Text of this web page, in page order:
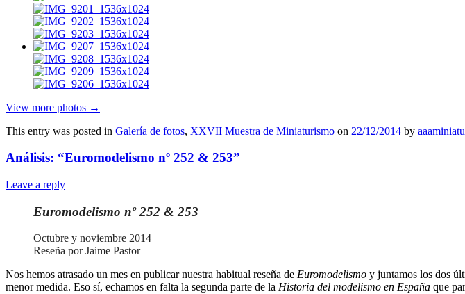
View more photos →
This entry was posted in Galería de fotos, XXVII Muestra de Miniaturismo on 22/12/2014 by
Análisis: “Euromodelismo nº 252 & 253”
Leave a reply
Euromodelismo nº 252 & 253
Octubre y noviembre 2014
Reseña por Jaime Pastor
Nos hemos atrasado un mes en publicar nuestra habitual reseña de Euromodelismo y juntamos los dos
menor medida. Eso sí, echamos en falta la segunda parte de la Historia del modelismo en España que